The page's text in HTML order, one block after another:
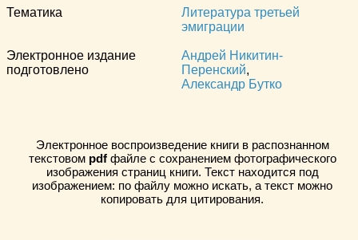
Тематика
Литература третьей
эмиграции
Электронное издание
подготовлено
Андрей Никитин-
Перенский,
Александр Бутко
Электронное воспроизведение книги в распознанном
текстовом pdfфайле с сохранением фотографического
изображения страниц книги. Текст находится под
изображением: по файлу можно искать, а текст можно
копировать для цитирования.